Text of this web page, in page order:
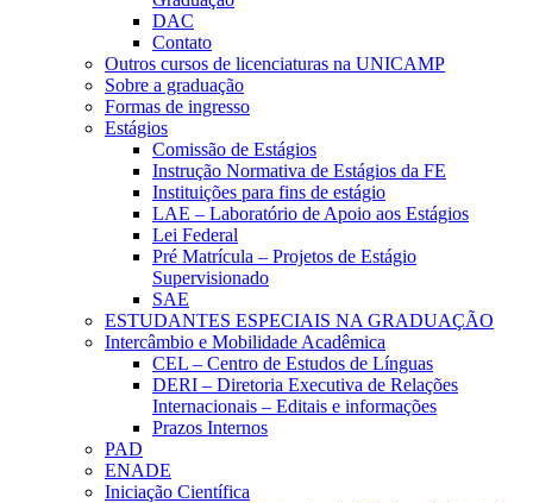
DAC
Contato
Outros cursos de licenciaturas na UNICAMP
Sobre a graduação
Formas de ingresso
Estágios
Comissão de Estágios
Instrução Normativa de Estágios da FE
Instituições para fins de estágio
LAE – Laboratório de Apoio aos Estágios
Lei Federal
Pré Matrícula – Projetos de Estágio
Supervisionado
SAE
ESTUDANTES ESPECIAIS NA GRADUAÇÃO
Intercâmbio e Mobilidade Acadêmica
CEL – Centro de Estudos de Línguas
DERI – Diretoria Executiva de Relações
Internacionais – Editais e informações
Prazos Internos
PAD
ENADE
Iniciação Científica